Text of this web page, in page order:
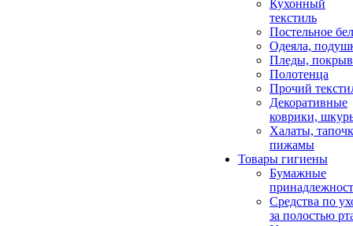
Кухонный
текстиль
Постельное
Одеяла,
Пледы,
Полотенца
Прочий
Декоративные
коврики,
Халаты,
пижамы
Товары гигиены
Бумажные
Средства по
за полостью